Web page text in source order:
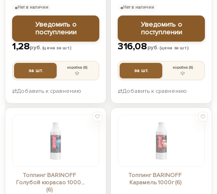
1,28руб.(цена за шт.)
за шт. коробка(6)
Нет в наличии
Уведомить о
поступлении
⇄Добавить к сравнению
316,08руб.(цена за шт.)
за шт. коробка(6)
Нет в наличии
Уведомить о
поступлении
⇄Добавить к сравнению
Топпинг BARINOFF
Голубой кюрасао 1000г
(6)
Топпинг BARINOFF
Карамель 1000г (6)